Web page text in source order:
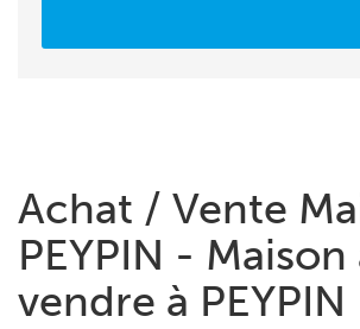
Achat / Vente
PEYPIN - Maison
vendre à PEYPIN